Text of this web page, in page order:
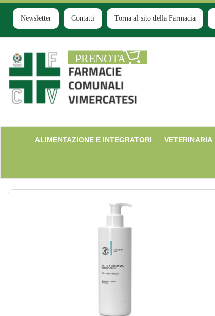
Passa
contenuto
principale
Newsletter Contatti Torna al sito della Farmacia
Farmacia
Comunale
ALIMENTAZIONE E INTEGRATORI VETERINARIA